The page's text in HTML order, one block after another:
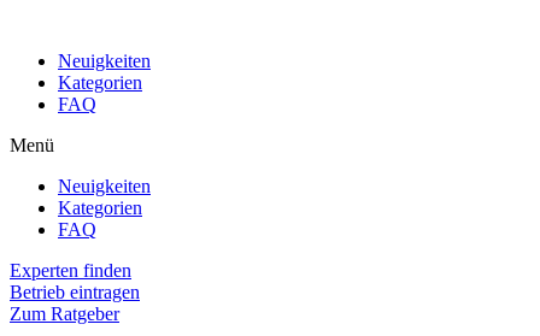
Neuigkeiten
Kategorien
FAQ
Menü
Neuigkeiten
Kategorien
FAQ
Experten finden
Betrieb eintragen
Zum Ratgeber